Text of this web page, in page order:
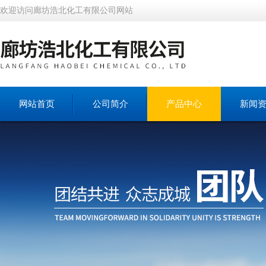
欢迎访问廊坊浩北化工有限公司网站
网站首页 公司简介 产品中心 新闻